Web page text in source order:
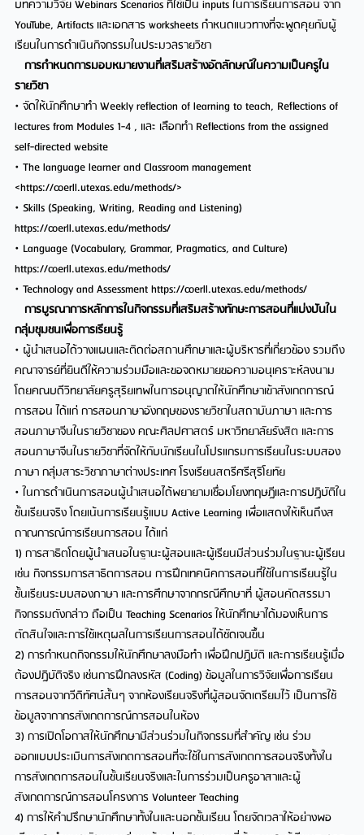
บทความวิจัย Webinars Scenarios ที่ใช้เป็น inputs ในการเรียนการสอน จาก
YouTube, Artifacts และเอกสาร worksheets กำหนดแนวทางที่จะพูดคุยกับผู้
เรียนในการดำเนินกิจกรรมในประมวลรายวิชา
การกำหนดการมอบหมายงานที่เสริมสร้างอัตลักษณ์ในความเป็นครูใน
รายวิชา
• จัดให้นักศึกษาทำ Weekly reflection of learning to teach, Reflections of
lectures from Modules 1-4 , และ เลือกทำ Reflections from the assigned
self-directed website
• The language learner and Classroom management
<https://coerll.utexas.edu/methods/>
• Skills (Speaking, Writing, Reading and Listening)
https://coerll.utexas.edu/methods/
• Language (Vocabulary, Grammar, Pragmatics, and Culture)
https://coerll.utexas.edu/methods/
• Technology and Assessment https://coerll.utexas.edu/methods/
การบูรณาการหลักการในกิจกรรมที่เสริมสร้างทักษะการสอนที่แบ่งปันใน
กลุ่มชุมชนเพื่อการเรียนรู้
• ผู้นำเสนอได้วางแผนและติดต่อสถานศึกษาและผู้บริหารที่เกี่ยวข้อง รวมถึง
คณาจารย์ที่ยินดีให้ความร่วมมือและขอจดหมายขอความอนุเคราะห์ลงนาม
โดยคณบดีวิทยาลัยครูสุริยเทพในการอนุญาตให้นักศึกษาเข้าสังเกตการณ์
การสอน ได้แก่ การสอนภาษาอังกฤษของรายวิชาในสถาบันภาษา และการ
สอนภาษาจีนในรายวิชาของ คณะศิลปศาสตร์ มหาวิทยาลัยรังสิต และการ
สอนภาษาจีนในรายวิชาที่จัดให้กับนักเรียนในโปรแกรมการเรียนในระบบสอง
ภาษา กลุ่มสาระวิชาภาษาต่างประเทศ โรงเรียนสตรีศรีสุริโยทัย
• ในการดำเนินการสอนผู้นำเสนอได้พยายามเชื่อมโยงทฤษฎีและการปฏิบัติใน
ชั้นเรียนจริง โดยเน้นการเรียนรู้แบบ Active Learning เพื่อแสดงให้เห็นถึงส
ถาณการณ์การเรียนการสอน ได้แก่
1) การสาธิตโดยผู้นำเสนอในฐานะผู้สอนและผู้เรียนมีส่วนร่วมในฐานะผู้เรียน
เช่น กิจกรรมการสาธิตการสอน การฝึกเทคนิคการสอนที่ใช้ในการเรียนรู้ใน
ชั้นเรียนระบบสองภาษา และการศึกษาจากกรณีศึกษาที่ ผู้สอนคัดสรรมา
กิจกรรมดังกล่าว ถือเป็น Teaching Scenarios ให้นักศึกษาได้มองเห็นการ
ตัดสินใจและการใช้เหตุผลในการเรียนการสอนได้ชัดเจนขึ้น
2) การกำหนดกิจกรรมให้นักศึกษาลงมือทำ เพื่อฝึกปฏิบัติ และการเรียนรู้เมื่อ
ต้องปฎิบัติจริง เช่นการฝึกลงรหัส (Coding) ข้อมูลในการวิจัยเพื่อการเรียน
การสอนจากวีดิทัศน์สั้นๆ จากห้องเรียนจริงที่ผู้สอนจัดเตรียมไว้ เป็นการใช้
ข้อมูลจากากรสังเกตการณ์การสอนในห้อง
3) การเปิดโอกาสให้นักศึกษามีส่วนร่วมในกิจกรรมที่สำคัญ เช่น ร่วม
ออกแบบประเมินการสังเกตการสอนที่จะใช้ในการสังเกตการสอนจริงทั้งใน
การสังเกตการสอนในชั้นเรียนจริงและในการร่วมเป็นครูอาสาและผู้
สังเกตการณ์การสอนโครงการ Volunteer Teaching
4) การให้คำปรึกษานักศึกษาทั้งในและนอกชั้นเรียน โดยจัดเวลาให้อย่างพอ